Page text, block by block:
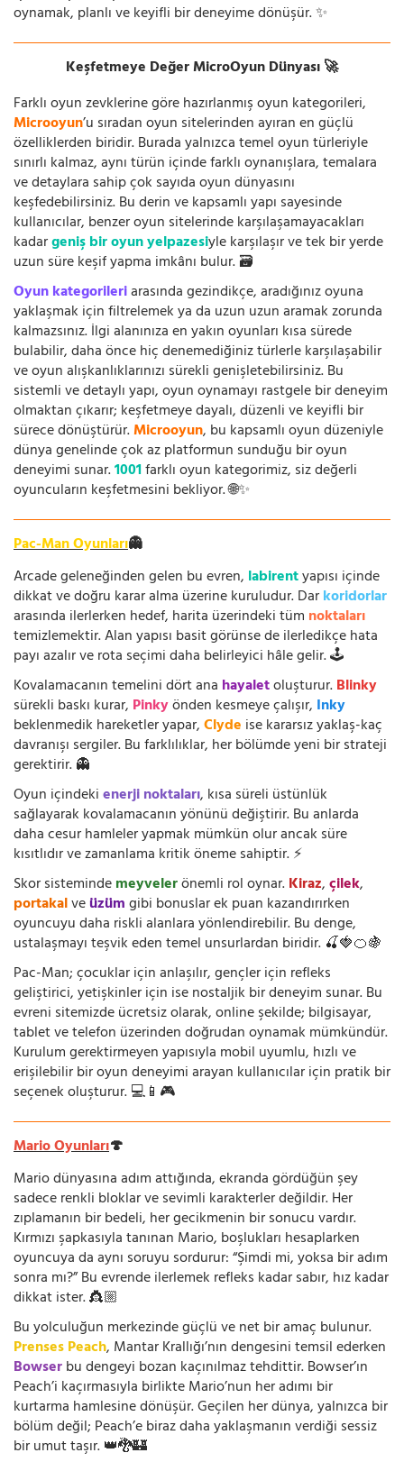
oynamak, planlı ve keyifli bir deneyime dönüşür. ✨
Keşfetmeye Değer MicroOyun Dünyası 🚀
Farklı oyun zevklerine göre hazırlanmış oyun kategorileri,
Microoyun’u sıradan oyun sitelerinden ayıran en güçlü
özelliklerden biridir. Burada yalnızca temel oyun türleriyle
sınırlı kalmaz, aynı türün içinde farklı oynanışlara, temalara
ve detaylara sahip çok sayıda oyun dünyasını
keşfedebilirsiniz. Bu derin ve kapsamlı yapı sayesinde
kullanıcılar, benzer oyun sitelerinde karşılaşamayacakları
kadargeniş bir oyun yelpazesiyle karşılaşır ve tek bir yerde
uzun süre keşif yapma imkânı bulur. 🗃️
Oyun kategorileriarasında gezindikçe, aradığınız oyuna
yaklaşmak için filtrelemek ya da uzun uzun aramak zorunda
kalmazsınız. İlgi alanınıza en yakın oyunları kısa sürede
bulabilir, daha önce hiç denemediğiniz türlerle karşılaşabilir
ve oyun alışkanlıklarınızı sürekli genişletebilirsiniz. Bu
sistemli ve detaylı yapı, oyun oynamayı rastgele bir deneyim
olmaktan çıkarır; keşfetmeye dayalı, düzenli ve keyifli bir
sürece dönüştürür.Microoyun, bu kapsamlı oyun düzeniyle
dünya genelinde çok az platformun sunduğu bir oyun
deneyimi sunar.1001farklı oyun kategorimiz, siz değerli
oyuncuların keşfetmesini bekliyor. 🌐✨
Pac-Man Oyunları👻
Arcade geleneğinden gelen bu evren, labirentyapısı içinde
dikkat ve doğru karar alma üzerine kuruludur. Darkoridorlar
arasında ilerlerken hedef, harita üzerindeki tüm noktaları
temizlemektir. Alan yapısı basit görünse de ilerledikçe hata
payı azalır ve rota seçimi daha belirleyici hâle gelir. 🕹️
Kovalamacanın temelini dört ana hayaletoluşturur.Blinky
sürekli baskı kurar, Pinkyönden kesmeye çalışır, Inky
beklenmedik hareketler yapar,Clyde ise kararsız yaklaş-kaç
davranışı sergiler. Bu farklılıklar, her bölümde yeni bir strateji
gerektirir. 👻
Oyun içindekienerji noktaları, kısa süreli üstünlük
sağlayarak kovalamacanın yönünü değiştirir. Bu anlarda
daha cesur hamleler yapmak mümkün olur ancak süre
kısıtlıdır ve zamanlama kritik öneme sahiptir. ⚡
Skor sistemindemeyvelerönemli rol oynar.Kiraz,çilek,
portakalveüzümgibi bonuslar ek puan kazandırırken
oyuncuyu daha riskli alanlara yönlendirebilir. Bu denge,
ustalaşmayı teşvik eden temel unsurlardan biridir. 🍒🍓🍊🍇
Pac-Man; çocuklar için anlaşılır, gençler için refleks
geliştirici, yetişkinler için ise nostaljik bir deneyim sunar. Bu
evreni sitemizde ücretsiz olarak, online şekilde; bilgisayar,
tablet ve telefon üzerinden doğrudan oynamak mümkündür.
Kurulum gerektirmeyen yapısıyla mobil uyumlu, hızlı ve
erişilebilir bir oyun deneyimi arayan kullanıcılar için pratik bir
seçenek oluşturur. 💻📱🎮
Mario Oyunları🍄
Mario dünyasına adım attığında, ekranda gördüğün şey
sadece renkli bloklar ve sevimli karakterler değildir. Her
zıplamanın bir bedeli, her gecikmenin bir sonucu vardır.
Kırmızı şapkasıyla tanınan Mario, boşlukları hesaplarken
oyuncuya da aynı soruyu sordurur: “Şimdi mi, yoksa bir adım
sonra mı?” Bu evrende ilerlemek refleks kadar sabır, hız kadar
dikkat ister. 👸🏼
Bu yolculuğun merkezinde güçlü ve net bir amaç bulunur.
Prenses Peach, Mantar Krallığı’nın dengesini temsil ederken
Bowserbu dengeyi bozan kaçınılmaz tehdittir. Bowser’ın
Peach’i kaçırmasıyla birlikte Mario’nun her adımı bir
kurtarma hamlesine dönüşür. Geçilen her dünya, yalnızca bir
bölüm değil; Peach’e biraz daha yaklaşmanın verdiği sessiz
bir umut taşır. 👑🐉🏰